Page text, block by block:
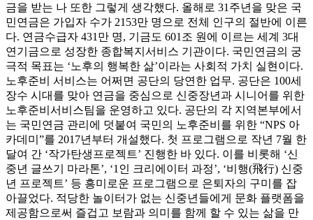
금을 받는 나 또한 그렇게 생각했다. 올해로 31주년을 맞은 국
민연금은 가입자 수가 2153만 명으로 전체 인구의 절반에 이른
다. 연금수급자 431만 명, 기금도 601조 원에 이르는 세계 3대
연기금으로 성장한 종합복지서비스 기관이다. 국민연금의 궁
극적 목표는 ‘노후의 행복한 삶’이라는 사회적 가치 실현이다.
노후준비 서비스는 어쩌면 공단의 당연한 업무. 공단은 100세
장수 시대를 맞아 연금을 중심으로 신중장년과 시니어를 위한
노후준비서비스팀을 운영하고 있다. 공단의 각 지역본부에서
는 국민연금 관리에 덧붙여 국민의 노후준비를 위한 “NPS 아
카데미”를 2017년부터 개설했다. 첫 프로그램으로 작년 7월 한
달여 간 ‘작가탄생프로젝트’ 진행한 바 있다. 이를 비롯해 ‘신
중년 글쓰기 마라톤’, ‘1인 크리에이터 과정’, ‘비행(飛行) 신중
년 프로젝트’ 등 흥미로운 프로그램으로 은퇴자의 구미를 잡
아끌었다. 적당한 놀이터가 없는 신중년들에게 문화 플랫폼을
제공함으로써 즐겁고 보람과 의미를 함께 할 수 있는 삶을 만